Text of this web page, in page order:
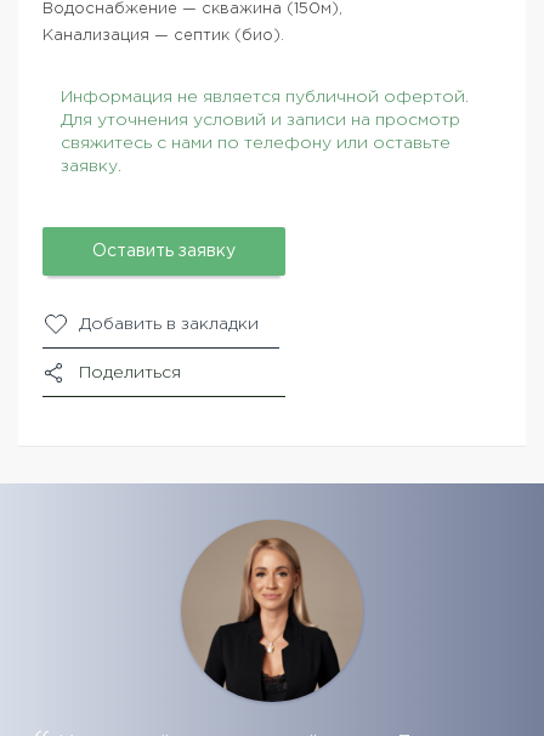
Водоснабжение — скважина (150м),
Канализация — септик (био).
Информация не является публичной офертой.
Для уточнения условий и записи на просмотр
свяжитесь с нами по телефону или оставьте
заявку.
Оставить заявку
Добавить в закладки
Поделиться